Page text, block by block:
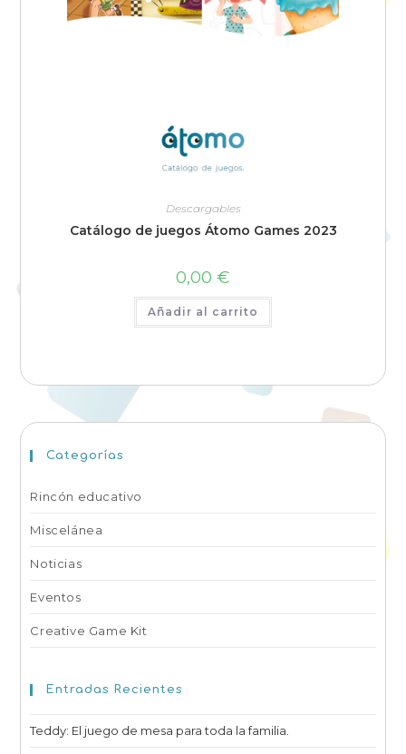
Descargables
Catálogo de juegos Átomo Games 2023
0,00 €
Añadir al carrito
Categorías
Rincón educativo
Miscelánea
Noticias
Eventos
Creative Game Kit
Entradas Recientes
Teddy: El juego de mesa para toda la familia.